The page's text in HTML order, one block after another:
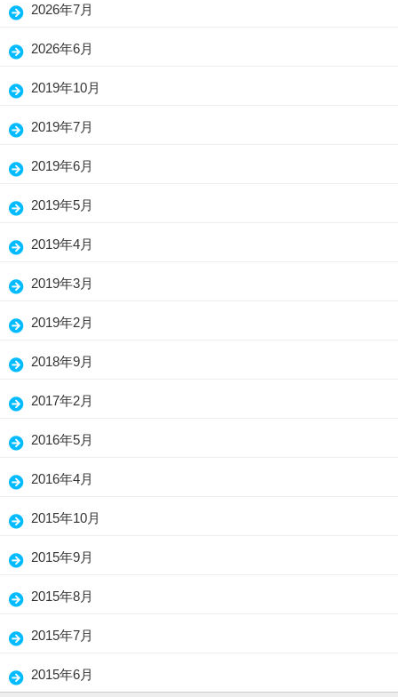
2026年7月
2026年6月
2019年10月
2019年7月
2019年6月
2019年5月
2019年4月
2019年3月
2019年2月
2018年9月
2017年2月
2016年5月
2016年4月
2015年10月
2015年9月
2015年8月
2015年7月
2015年6月